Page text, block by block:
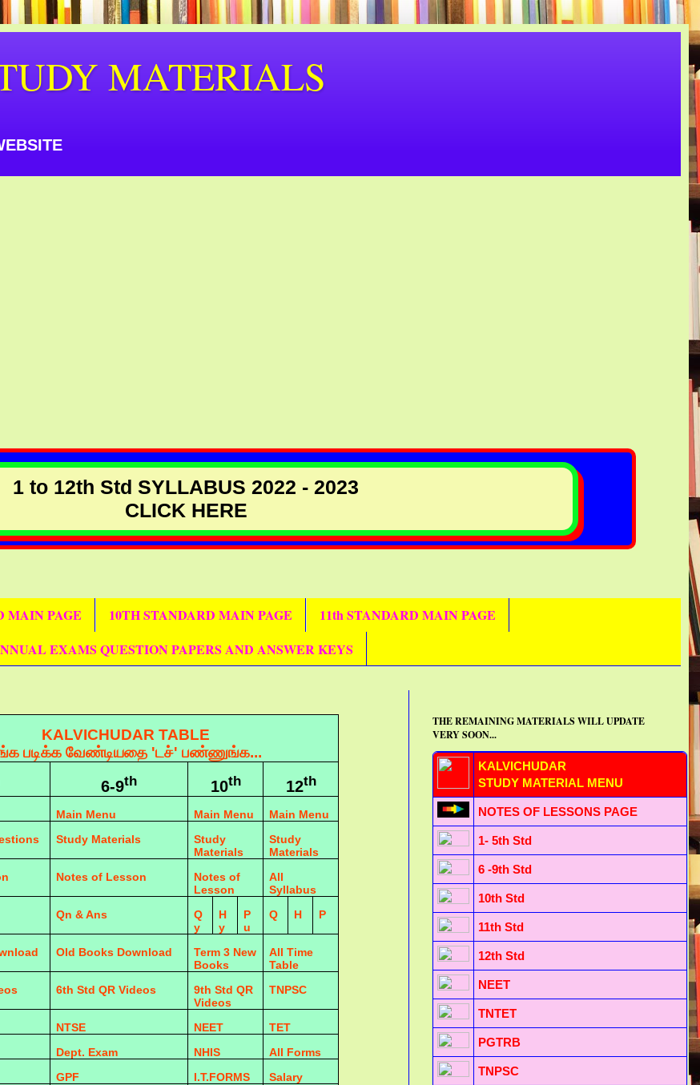
MATERIALS
1 to 12th Std SYLLABUS 2022 - 2023
CLICK HERE
MAIN PAGE 10TH STANDARD MAIN PAGE
11th STANDARD MAIN PAGE
EXAMS QUESTION PAPERS AND ANSWER KEYS
KALVICHUDAR TABLE
படிக்க வேண்டியதை 'டச்' பண்ணுங்க...
6-9th 10th 12th
Main Menu Main Menu
Main Menu
Study Materials
Study
Materials
Study
Materials
Notes of Lesson
Notes of
Lesson
All
Syllabus
Qn & Ans
Q
y
H
y
P
u
Q H P
Old Books Download
Term 3 New
Books
All Time
Table
6th Std QR Videos
9th Std QR
Videos
TNPSC
NTSE NEET
TET
Dept. Exam NHIS
All Forms
GPF I.T.FORMS
Salary
THE REMAINING MATERIALS WILL UPDATE
VERY SOON...
KALVICHUDAR
STUDY MATERIAL MENU
NOTES OF LESSONS PAGE
1- 5th Std
6 -9th Std
10th Std
11th Std
12th Std
NEET
TNTET
PGTRB
TNPSC